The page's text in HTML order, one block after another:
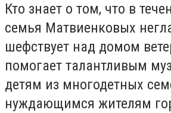
Кто знает о том, что в
семья Матвиенковых
шефствует над домом
помогает талантливым
детям из многодетных
нуждающимся жителям